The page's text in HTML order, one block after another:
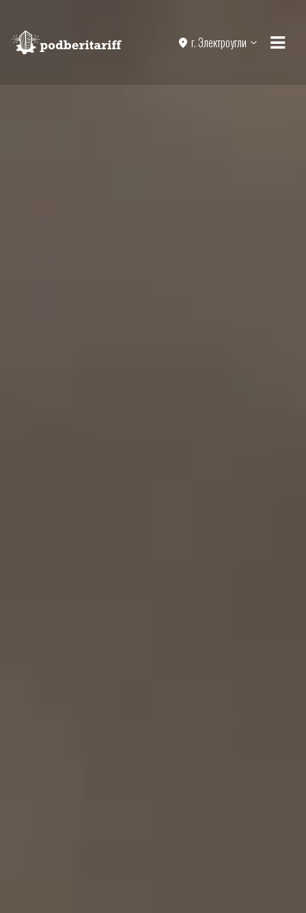
г. Электроугли